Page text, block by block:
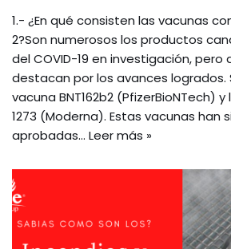
1.- ¿En qué consisten las vacunas
2?Son numerosos los productos
del COVID-19 en investigación, pero
destacan por los avances logrados.
vacuna BNT162b2 (PfizerBioNTech)
1273 (Moderna). Estas vacunas han
aprobadas… Leer más »